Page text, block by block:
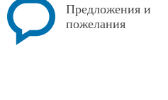
Предложения и
пожелания